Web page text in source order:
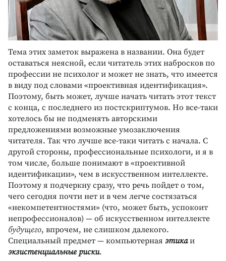
Тема этих заметок выражена в названии. Она будет
оставаться неясной, если читатель этих набросков по
профессии не психолог и может не знать, что имеется
в виду под словами «проективная идентификация».
Поэтому, быть может, лучше начать читать этот текст
с конца, с последнего из постскриптумов. Но все-таки
хотелось бы не подменять авторскими
предложениями возможные умозаключения
читателя. Так что лучше все-таки читать с начала. С
другой стороны, профессиональные психологи, и я в
том числе, больше понимают в «проективной
идентификации», чем в искусственном интеллекте.
Поэтому я подчеркну сразу, что речь пойдет о том,
чего сегодня почти нет и в чем легче состязаться
«некомпетентностями» (что, может быть, успокоит
непрофессионалов) — об искусственном интеллекте
будущего, впрочем, не слишком далекого.
Специальный предмет — компьютерная этикаи
экзистенциальные риски.